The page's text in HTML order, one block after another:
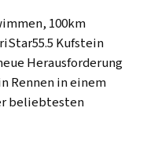
100km
Kufstein
Herausforderung
Rennen in einem
beliebtesten